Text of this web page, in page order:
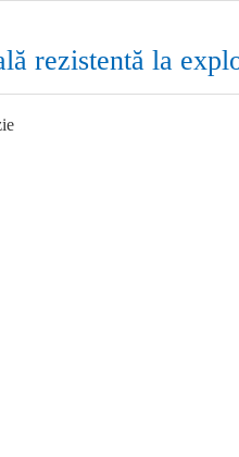
rezistentă la